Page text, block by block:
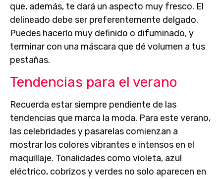
que, además, te dará un aspecto muy fresco. El
delineado debe ser preferentemente delgado.
Puedes hacerlo muy definido o difuminado, y
terminar con una máscara que dé volumen a tus
pestañas.
Tendencias para el verano
Recuerda estar siempre pendiente de las
tendencias que marca la moda. Para este verano,
las celebridades y pasarelas comienzan a
mostrar los colores vibrantes e intensos en el
maquillaje. Tonalidades como violeta, azul
eléctrico, cobrizos y verdes no solo aparecen en